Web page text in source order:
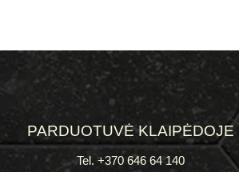
PARDUOTUVĖ KLAIPĖDOJE
Tel. +370 646 64 140